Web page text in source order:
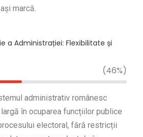
marcă.
a Administrației: Flexibilitate și
(46%)
administrativ românesc
în ocuparea funcțiilor publice
electoral, fără restricții